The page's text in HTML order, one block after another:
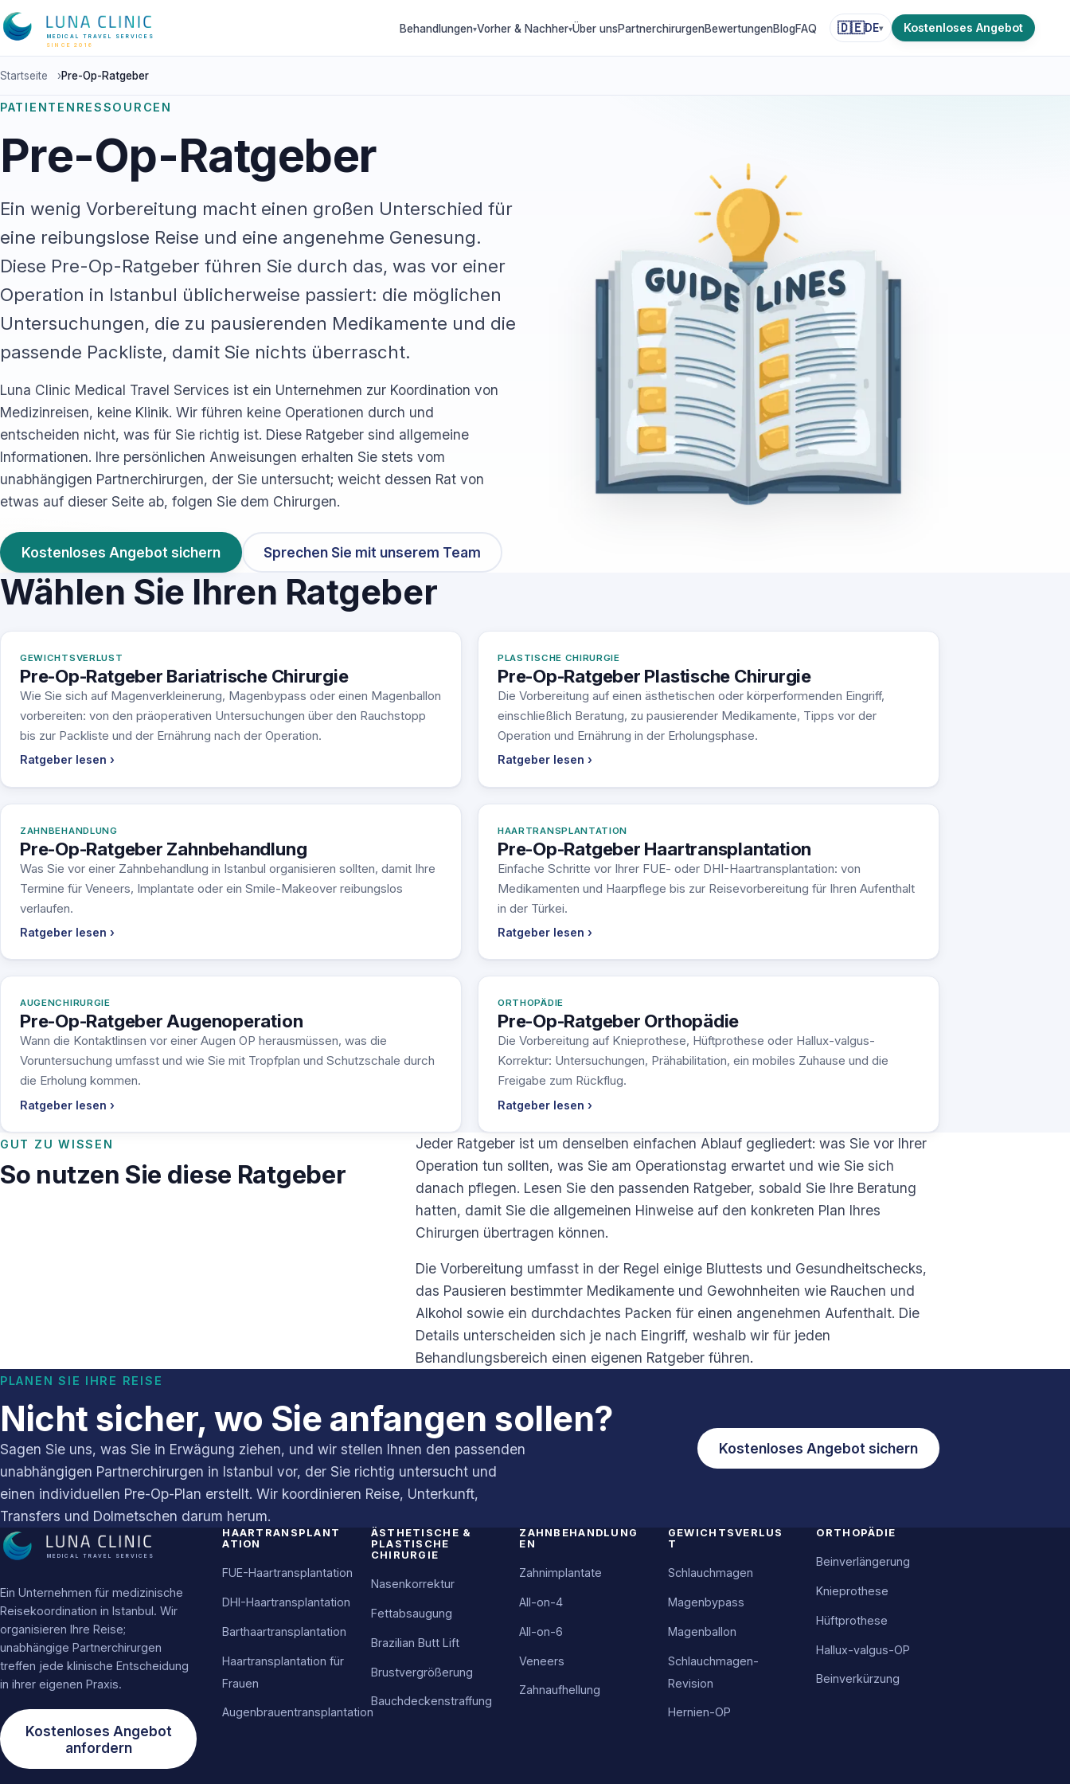
MEDICAL TRAVEL SERVICES
SINCE 2016
Behandlungen▾Vorher & Nachher▾Über unsPartnerchirurgenBewertungenBlogFAQ 🇩🇪DE▾ Kostenloses Angebot
Startseite ›Pre-Op-Ratgeber
PATIENTENRESSOURCEN
Pre-Op-Ratgeber
Ein wenig Vorbereitung macht einen großen Unterschied für
eine reibungslose Reise und eine angenehme Genesung.
Diese Pre-Op-Ratgeber führen Sie durch das, was vor einer
Operation in Istanbul üblicherweise passiert: die möglichen
Untersuchungen, die zu pausierenden Medikamente und die
passende Packliste, damit Sie nichts überrascht.
Luna Clinic Medical Travel Services ist ein Unternehmen zur Koordination von
Medizinreisen, keine Klinik. Wir führen keine Operationen durch und
entscheiden nicht, was für Sie richtig ist. Diese Ratgeber sind allgemeine
Informationen. Ihre persönlichen Anweisungen erhalten Sie stets vom
unabhängigen Partnerchirurgen, der Sie untersucht; weicht dessen Rat von
etwas auf dieser Seite ab, folgen Sie dem Chirurgen.
Kostenloses Angebot sichern Sprechen Sie mit unserem Team
Wählen Sie Ihren Ratgeber
GEWICHTSVERLUST
Pre-Op-Ratgeber Bariatrische Chirurgie
Wie Sie sich auf Magenverkleinerung, Magenbypass oder einen Magenballon
vorbereiten: von den präoperativen Untersuchungen über den Rauchstopp
bis zur Packliste und der Ernährung nach der Operation.
Ratgeber lesen ›
PLASTISCHE CHIRURGIE
Pre-Op-Ratgeber Plastische Chirurgie
Die Vorbereitung auf einen ästhetischen oder körperformenden Eingriff,
einschließlich Beratung, zu pausierender Medikamente, Tipps vor der
Operation und Ernährung in der Erholungsphase.
Ratgeber lesen ›
ZAHNBEHANDLUNG
Pre-Op-Ratgeber Zahnbehandlung
Was Sie vor einer Zahnbehandlung in Istanbul organisieren sollten, damit Ihre
Termine für Veneers, Implantate oder ein Smile-Makeover reibungslos
verlaufen.
Ratgeber lesen ›
HAARTRANSPLANTATION
Pre-Op-Ratgeber Haartransplantation
Einfache Schritte vor Ihrer FUE- oder DHI-Haartransplantation: von
Medikamenten und Haarpflege bis zur Reisevorbereitung für Ihren Aufenthalt
in der Türkei.
Ratgeber lesen ›
AUGENCHIRURGIE
Pre-Op-Ratgeber Augenoperation
Wann die Kontaktlinsen vor einer Augen OP herausmüssen, was die
Voruntersuchung umfasst und wie Sie mit Tropfplan und Schutzschale durch
die Erholung kommen.
Ratgeber lesen ›
ORTHOPÄDIE
Pre-Op-Ratgeber Orthopädie
Die Vorbereitung auf Knieprothese, Hüftprothese oder Hallux-valgus-
Korrektur: Untersuchungen, Prähabilitation, ein mobiles Zuhause und die
Freigabe zum Rückflug.
Ratgeber lesen ›
GUT ZU WISSEN
So nutzen Sie diese Ratgeber
Jeder Ratgeber ist um denselben einfachen Ablauf gegliedert: was Sie vor Ihrer
Operation tun sollten, was Sie am Operationstag erwartet und wie Sie sich
danach pflegen. Lesen Sie den passenden Ratgeber, sobald Sie Ihre Beratung
hatten, damit Sie die allgemeinen Hinweise auf den konkreten Plan Ihres
Chirurgen übertragen können.
Die Vorbereitung umfasst in der Regel einige Bluttests und Gesundheitschecks,
das Pausieren bestimmter Medikamente und Gewohnheiten wie Rauchen und
Alkohol sowie ein durchdachtes Packen für einen angenehmen Aufenthalt. Die
Details unterscheiden sich je nach Eingriff, weshalb wir für jeden
Behandlungsbereich einen eigenen Ratgeber führen.
PLANEN SIE IHRE REISE
Nicht sicher, wo Sie anfangen sollen?
Sagen Sie uns, was Sie in Erwägung ziehen, und wir stellen Ihnen den passenden
unabhängigen Partnerchirurgen in Istanbul vor, der Sie richtig untersucht und
einen individuellen Pre-Op-Plan erstellt. Wir koordinieren Reise, Unterkunft,
Transfers und Dolmetschen darum herum.
Kostenloses Angebot sichern
MEDICAL TRAVEL SERVICES
Ein Unternehmen für medizinische
Reisekoordination in Istanbul. Wir
organisieren Ihre Reise;
unabhängige Partnerchirurgen
treffen jede klinische Entscheidung
in ihrer eigenen Praxis.
Kostenloses Angebot
anfordern
HAARTRANSPLANT
ATION
FUE-Haartransplantation
DHI-Haartransplantation
Barthaartransplantation
Haartransplantation für
Frauen
Augenbrauentransplantation
ÄSTHETISCHE &
PLASTISCHE
CHIRURGIE
Nasenkorrektur
Fettabsaugung
Brazilian Butt Lift
Brustvergrößerung
Bauchdeckenstraffung
ZAHNBEHANDLUNG
EN
Zahnimplantate
All-on-4
All-on-6
Veneers
Zahnaufhellung
GEWICHTSVERLUS
T
Schlauchmagen
Magenbypass
Magenballon
Schlauchmagen-
Revision
Hernien-OP
ORTHOPÄDIE
Beinverlängerung
Knieprothese
Hüftprothese
Hallux-valgus-OP
Beinverkürzung